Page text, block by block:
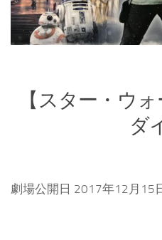
【スター・ウ
ダ
劇場公開日 2017年12月15